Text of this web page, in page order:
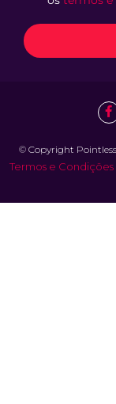
© Copyright
Termos e Condições